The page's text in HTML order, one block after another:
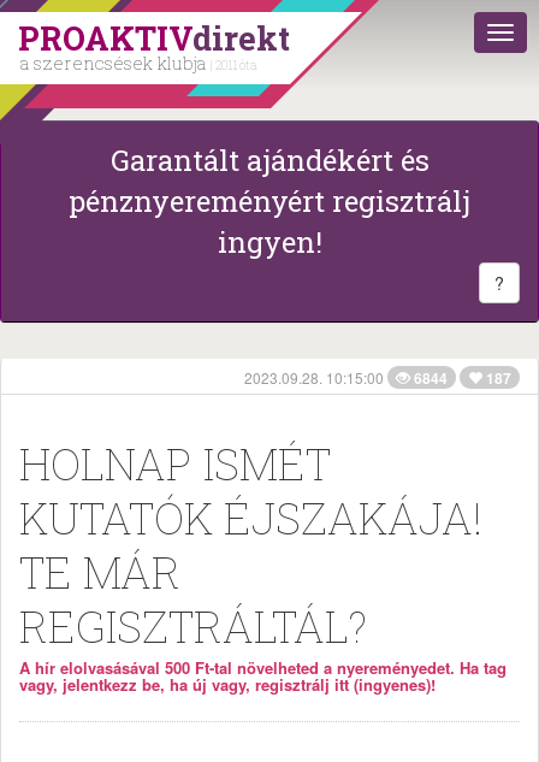
PROAKTIVdirekt
a szerencsések klubja | 2011 óta
Garantált ajándékért és
pénznyereményért regisztrálj
ingyen!
?
2023.09.28. 10:15:00 6844 187
HOLNAP ISMÉT
KUTATÓK ÉJSZAKÁJA!
TE MÁR
REGISZTRÁLTÁL?
A hír elolvasásával 500 Ft-tal növelheted a nyereményedet. Ha tag
vagy, jelentkezz be, ha új vagy, regisztrálj itt (ingyenes)!